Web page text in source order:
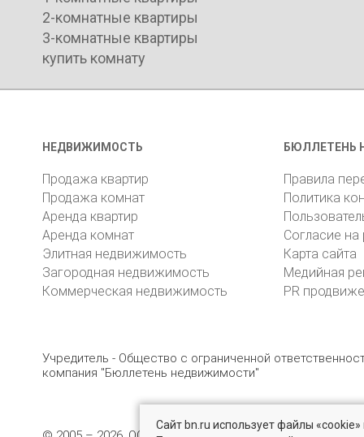
2-комнатные квартиры
3-комнатные квартиры
купить комнату
НЕДВИЖИМОСТЬ
Продажа квартир
Продажа комнат
Аренда квартир
Аренда комнат
Элитная недвижимость
Загородная недвижимость
Коммерческая недвижимость
БЮЛЛЕТЕНЬ
Правила
Политика
Согласие
Карта сайта
Медийная
PR
Учредитель - Общество с ограниченной
компания "Бюллетень недвижимости"
Сайт bn.ru использует файлы